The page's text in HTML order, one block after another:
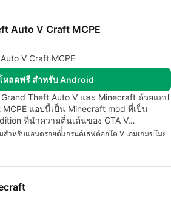
Auto V Craft MCPE
V Craft MCPE
หลดฟรี สำหรับ Android
Theft Auto V และ Minecraft ด้วยแอป
MCPE แอปนี้เป็น Minecraft mod ที่เป็น
ที่นำความตื่นเต้นของ GTA V…
สำหรับแอนดรอยด์แกรนด์เธฟต์ออโต V เกมเกมขโมย